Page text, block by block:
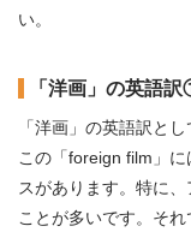
い。
「洋画」の英語
「洋画」の英語訳と
この「foreign film」
スがあります。特に
ことが多いです。それ